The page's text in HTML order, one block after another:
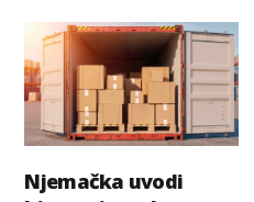
Njemačka uvodi